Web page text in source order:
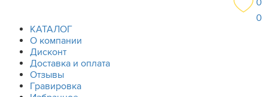
0
КАТАЛОГ
О компании
Дисконт
Доставка и оплата
Отзывы
Гравировка